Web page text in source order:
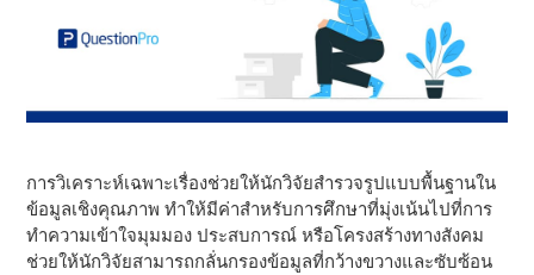
การวิเคราะห์เฉพาะเรื่องช่วยให้นักวิจัยสํารวจรูปแบบพื้นฐานใน
ข้อมูลเชิงคุณภาพ ทําให้มีค่าสําหรับการศึกษาที่มุ่งเน้นไปที่การ
ทําความเข้าใจมุมมอง ประสบการณ์ หรือโครงสร้างทางสังคม
ช่วยให้นักวิจัยสามารถกลั่นกรองข้อมูลที่กว้างขวางและซับซ้อน